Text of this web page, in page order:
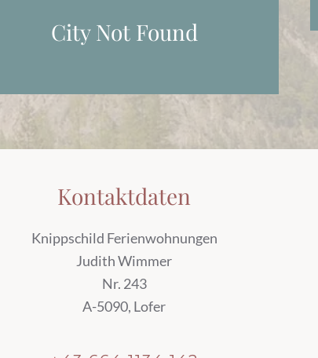
City Not Found
Kontaktdaten
Knippschild Ferienwohnungen
Judith Wimmer
Nr. 243
A-5090, Lofer